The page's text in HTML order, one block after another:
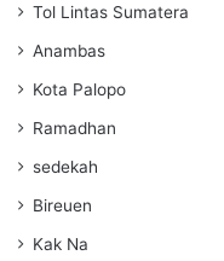
Tol Lintas Sumatera
Anambas
Kota Palopo
Ramadhan
sedekah
Bireuen
Kak Na